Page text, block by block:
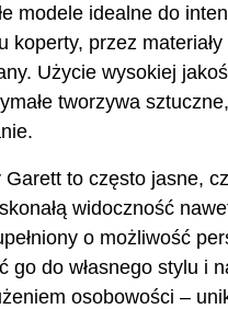
modele idealne do
koperty, przez
Użycie wysokiej
tworzywa
to często jasne,
widoczność
o możliwość
go do własnego stylu i
osobowości –